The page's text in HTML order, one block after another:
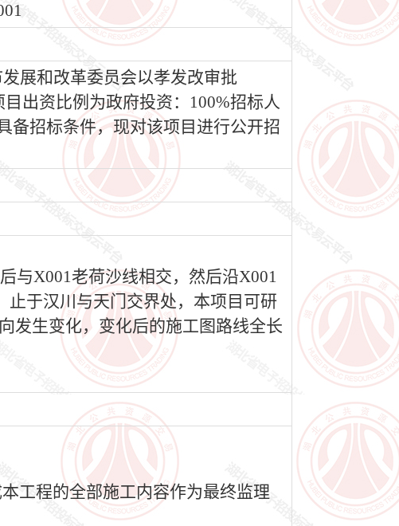
展和改革委员会以孝发改审批
出资比例为政府投资：100%招标人
备招标条件，现对该项目进行公开招
与X001老荷沙线相交，然后沿X001
止于汉川与天门交界处，本项目可研
发生变化，变化后的施工图路线全长
工程的全部施工内容作为最终监理